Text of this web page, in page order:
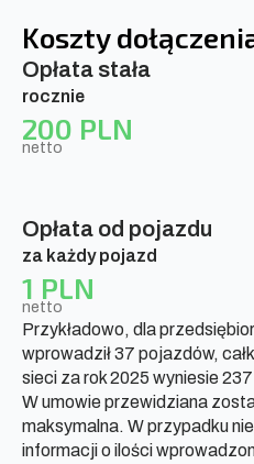
Koszty
Opłata stała
rocznie
200 PLN
netto
Opłata od pojazdu
za każdy pojazd
1 PLN
netto
Przykładowo, dla
wprowadził 37 pojazdów,
sieci za rok 2025 wyniesie
W umowie przewidziana
maksymalna. W przypadku
informacji o ilości